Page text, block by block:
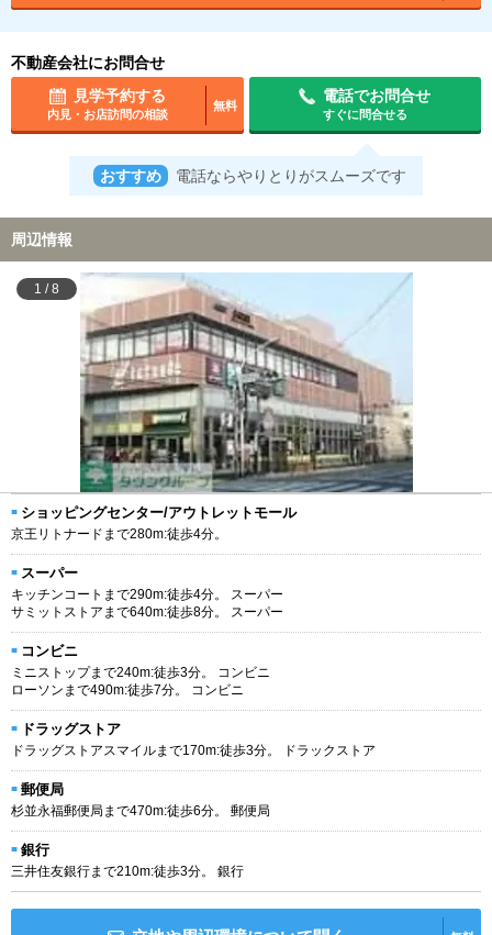
不動産会社にお問合せ
見学予約する
内見・お店訪問の相談
無料
電話でお問合せ
すぐに問合せる
おすすめ 電話ならやりとりがスムーズです
周辺情報
1 /8
ショッピングセンター/アウトレットモール
京王リトナードまで280m:徒歩4分。
スーパー
キッチンコートまで290m:徒歩4分。 スーパー
サミットストアまで640m:徒歩8分。 スーパー
コンビニ
ミニストップまで240m:徒歩3分。 コンビニ
ローソンまで490m:徒歩7分。 コンビニ
ドラッグストア
ドラッグストアスマイルまで170m:徒歩3分。 ドラックストア
郵便局
杉並永福郵便局まで470m:徒歩6分。 郵便局
銀行
三井住友銀行まで210m:徒歩3分。 銀行